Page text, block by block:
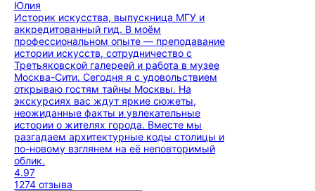
Юлия
Историк искусства, выпускница МГУ и
аккредитованный гид. В моём
профессиональном опыте — преподавание
истории искусств, сотрудничество с
Третьяковской галереей и работа в музее
Москва-Сити. Сегодня я с удовольствием
открываю гостям тайны Москвы. На
экскурсиях вас ждут яркие сюжеты,
неожиданные факты и увлекательные
истории о жителях города. Вместе мы
разгадаем архитектурные коды столицы и
по-новому взглянем на её неповторимый
облик.
4.97
1274 отзыва